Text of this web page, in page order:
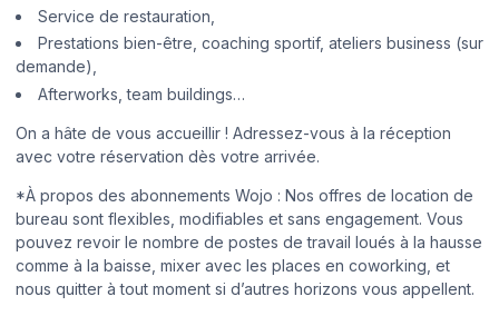
Service de restauration,
Prestations bien-être, coaching sportif, ateliers business (sur
demande),
Afterworks, team buildings…
On a hâte de vous accueillir ! Adressez-vous à la réception
avec votre réservation dès votre arrivée.
*À propos des abonnements Wojo : Nos offres de location de
bureau sont flexibles, modifiables et sans engagement. Vous
pouvez revoir le nombre de postes de travail loués à la hausse
comme à la baisse, mixer avec les places en coworking, et
nous quitter à tout moment si d’autres horizons vous appellent.